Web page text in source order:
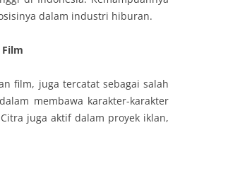
dalam industri hiburan.
film, juga tercatat sebagai salah
membawa karakter-karakter
juga aktif dalam proyek iklan,